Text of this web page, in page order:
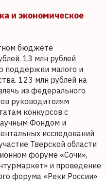
и экономическое
бюджете
13 млн рублей
поддержки малого и
123 млн рублей на
из федерального
руководителям
конкурсов с
Фондом и
исследований
Тверской области
форуме «Сочи»,
и проведение
форума «Реки России»